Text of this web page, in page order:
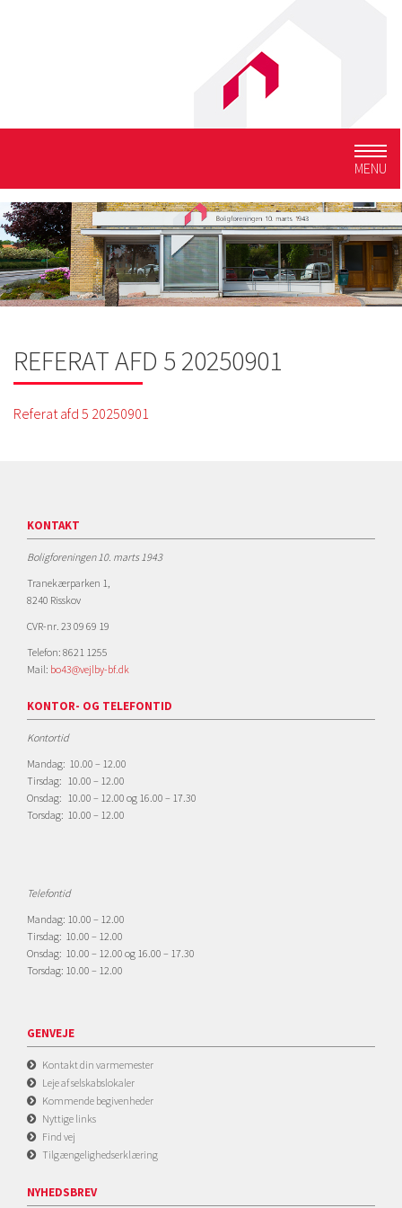
MENU
REFERAT AFD 5 20250901
Referat afd 5 20250901
KONTAKT
Boligforeningen 10. marts 1943
Tranekærparken 1,
8240 Risskov
CVR-nr. 23 09 69 19
Telefon: 8621 1255
Mail: bo43@vejlby-bf.dk
KONTOR- OG TELEFONTID
Kontortid
Mandag: 10.00 – 12.00
Tirsdag: 10.00 – 12.00
Onsdag: 10.00 – 12.00 og 16.00 – 17.30
Torsdag: 10.00 – 12.00
Telefontid
Mandag: 10.00 – 12.00
Tirsdag: 10.00 – 12.00
Onsdag: 10.00 – 12.00 og 16.00 – 17.30
Torsdag: 10.00 – 12.00
GENVEJE
Kontakt din varmemester
Leje af selskabslokaler
Kommende begivenheder
Nyttige links
Find vej
Tilgængelighedserklæring
NYHEDSBREV